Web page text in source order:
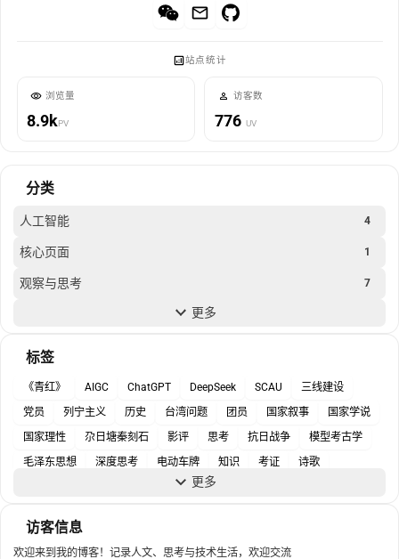
站点统计
浏览量
8.9kPV
访客数
776 UV
分类
人工智能 4
核心页面 1
观察与思考 7
更多
标签
《青红》 AIGC ChatGPT DeepSeek SCAU
三线建设
党员
列宁主义 历史 台湾问题 团员 国家叙事
国家学说
国家理性
尕日塘秦刻石 影评 思考 抗日战争
模型考古学
毛泽东思想
深度思考 电动车牌 知识 考证
诗歌
更多
访客信息
欢迎来到我的博客！记录人文、思考与技术生活，欢迎交流